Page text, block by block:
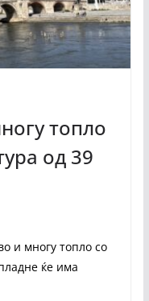
топло
од 39
и многу топло со
ќе има